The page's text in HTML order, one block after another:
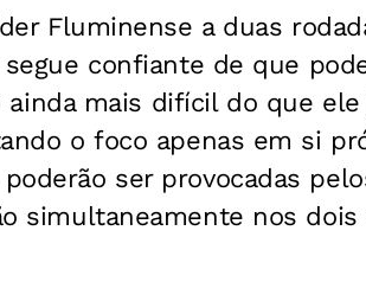
Fluminense a duas
confiante de que
mais difícil do que ele
o foco apenas em si
ser provocadas
simultaneamente nos